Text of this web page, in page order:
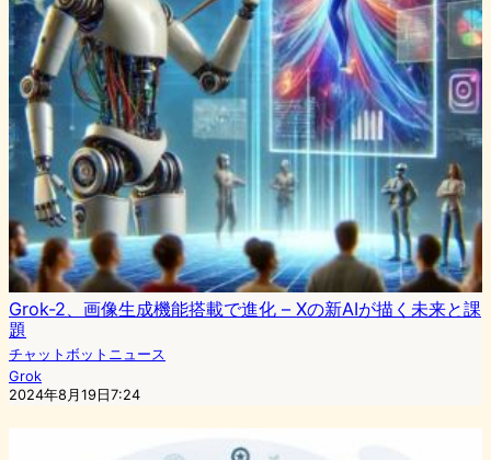
Grok-2、画像生成機能搭載で進化 – Xの新AIが描く未来と課
題
チャットボットニュース
Grok
2024年8月19日7:24